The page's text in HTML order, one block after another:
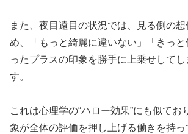
また、夜目遠目の状況では、見る側の
め、「もっと綺麗に違いない」「きっ
ったプラスの印象を勝手に上乗せしてし
す。
これは心理学の“ハロー効果”にも似てお
象が全体の評価を押し上げる働きを持っ